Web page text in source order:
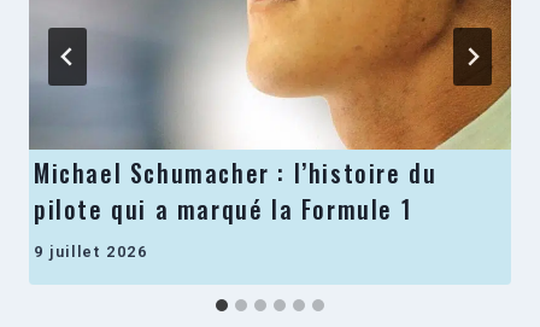
Michael Schumacher : l’histoire du
pilote qui a marqué la Formule 1
9 juillet 2026